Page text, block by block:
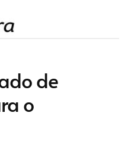
de
o